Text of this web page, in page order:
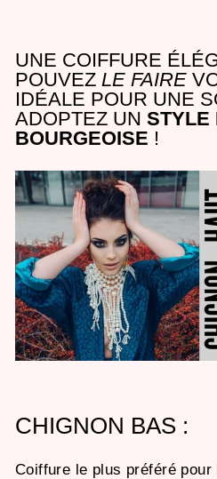
UNE COIFFURE
POUVEZ LE FAIRE
IDÉALE POUR UNE
ADOPTEZ UN STYLE
BOURGEOISE !
CHIGNON BAS :
Coiffure le plus préféré